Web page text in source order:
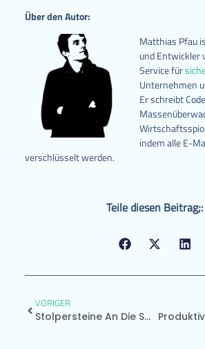
Über den Autor:
Matthias Pfau
und Entwickler
Service für
Unternehmen
Er schreibt
indem alle E-
verschlüsselt werden.
Teile diesen Beitrag;:
VORIGER
Stolpersteine An Die Spitze!